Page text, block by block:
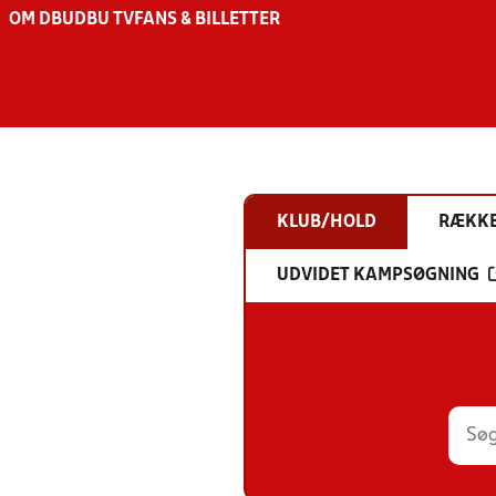
OM DBU DBU TV FANS & BILLETTER
KLUB/HOLD
UDVIDET KAMPSØGNING